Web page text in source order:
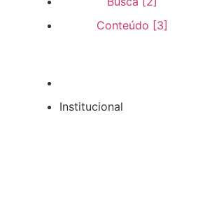
Conteúdo [3]
Institucional